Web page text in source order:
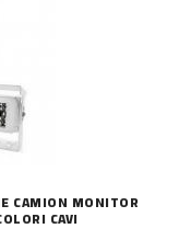
CAMION MONITOR
CAVI